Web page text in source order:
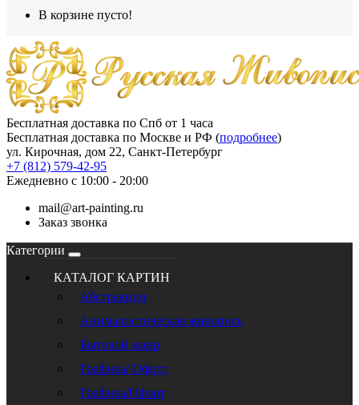
В корзине пусто!
Бесплатная доставка по Спб от 1 часа
Бесплатная доставка по Москве и РФ (подробнее)
ул. Кирочная, дом 22, Санкт-Петербург
+7 (812) 579-42-95
Ежедневно с 10:00 - 20:00
mail@art-painting.ru
Заказ звонка
Категории
КАТАЛОГ КАРТИН
Абстракции
Анималистическая живопись
Бытовой жанр
Графика/ Офорт
Графика/Офорт